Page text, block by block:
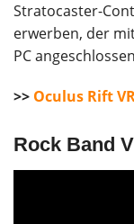
Stratocaster-
erwerben, der
PC
>> Oculus Rift
Rock Band